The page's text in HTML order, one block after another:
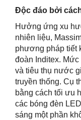
Độc đáo bởi
Hưởng ứng xu
nhiên liệu,
phương pháp tiết
đoàn Inditex.
và tiêu thụ nước
truyền thống. Cụ
bằng cách tối ưu
các bóng đèn
sáng một phần